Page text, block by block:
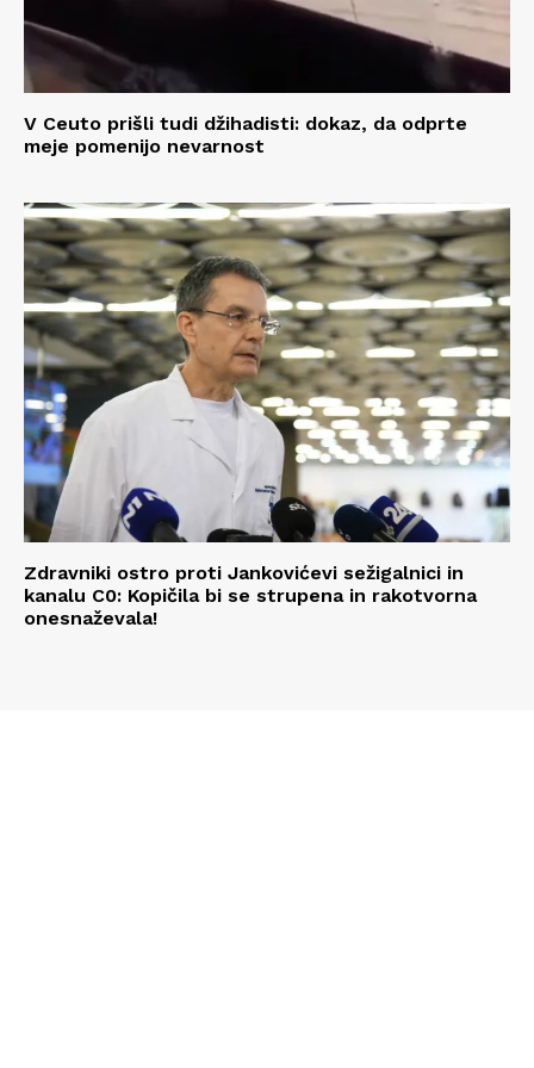
V Ceuto prišli tudi džihadisti: dokaz, da odprte
meje pomenijo nevarnost
Zdravniki ostro proti Jankovićevi sežigalnici in
kanalu C0: Kopičila bi se strupena in rakotvorna
onesnaževala!